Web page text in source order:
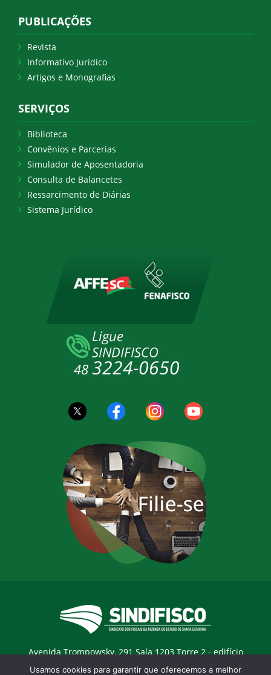
PUBLICAÇÕES
Revista
Informativo Jurídico
Artigos e Monografias
SERVIÇOS
Biblioteca
Convênios e Parcerias
Simulador de Aposentadoria
Consulta de Balancetes
Ressarcimento de Diárias
Sistema Jurídico
Avenida Trompowsky, 291 Sala 1203 Torre 2 - edifício
Trompowsky Corporate - Centro - Florianopólis / SC - CEP:
Usamos cookies para garantir que oferecemos a melhor